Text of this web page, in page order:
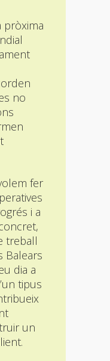
pròxima
no
fer
i a
treball
Balears
dia a
tipus
un